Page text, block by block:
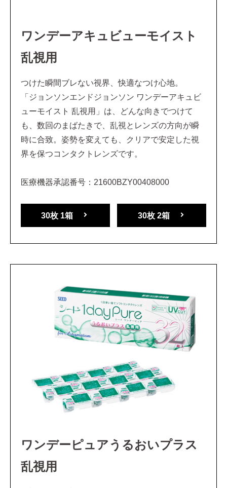
ワンデーアキュビューモイスト
乱視用
つけた瞬間ブレない視界、快適なつけ心地。
「ジョンソンエンドジョンソン ワンデーアキュビ
ューモイスト 乱視用」は、どんな向きでつけて
も、数回のまばたきで、乱視とレンズの方向が瞬
時に合致。姿勢を変えても、クリアで安定した視
界を保つコンタクトレンズです。
医療機器承認番号：21600BZY00408000
30枚 1箱 30枚 2箱
ワンデーピュアうるおいプラス
乱視用